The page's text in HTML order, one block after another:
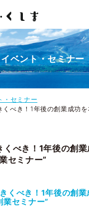
イベント・セミナー
・セミナー
くべき！1年後の創業成功
くべき！1年後の創
セミナー”
くべき！1年後の創
業セミナー”